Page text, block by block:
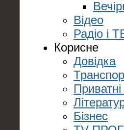
Відео
Радіо і
Корисне
Довідка
Бізнес